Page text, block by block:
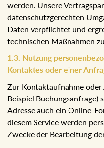
werden. Unsere
datenschutzgerechten
Daten verpflichtet und
technischen Maßnahmen
1.3. Nutzung
Kontaktes oder einer
Zur Kontaktaufnahme oder
Beispiel Buchungsanfrage)
Adresse auch ein Online-
diesem Service werden
Zwecke der Bearbeitung